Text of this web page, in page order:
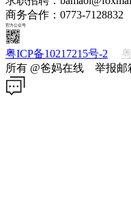
商务合作：0773-7128832
官方公众号
粤ICP备10217215号-2
所有 @爸妈在线 举报邮